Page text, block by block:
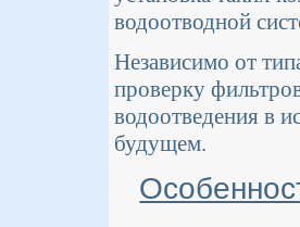
водоотводной
Независимо от
проверку
водоотведения в
будущем.